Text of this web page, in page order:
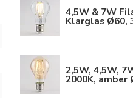
4,5W & 7W
Klarglas Ø60,
2,5W, 4,5W,
2000K,